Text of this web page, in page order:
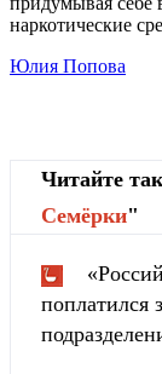
наркотические
Юлия Попова
Читайте
Cемёрки"
поплатился